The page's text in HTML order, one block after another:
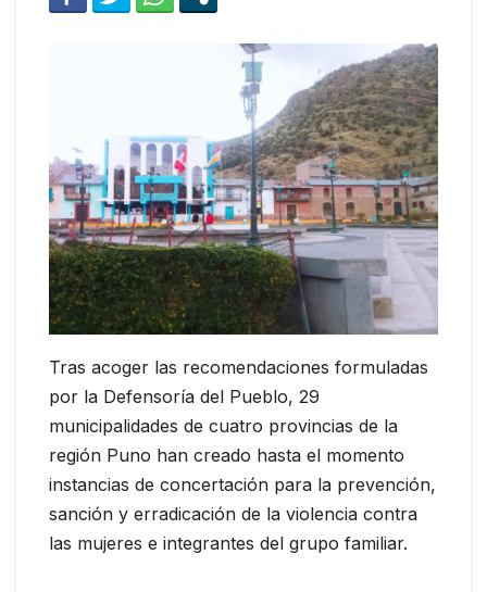
Tras acoger las recomendaciones formuladas
por la Defensoría del Pueblo, 29
municipalidades de cuatro provincias de la
región Puno han creado hasta el momento
instancias de concertación para la prevención,
sanción y erradicación de la violencia contra
las mujeres e integrantes del grupo familiar.